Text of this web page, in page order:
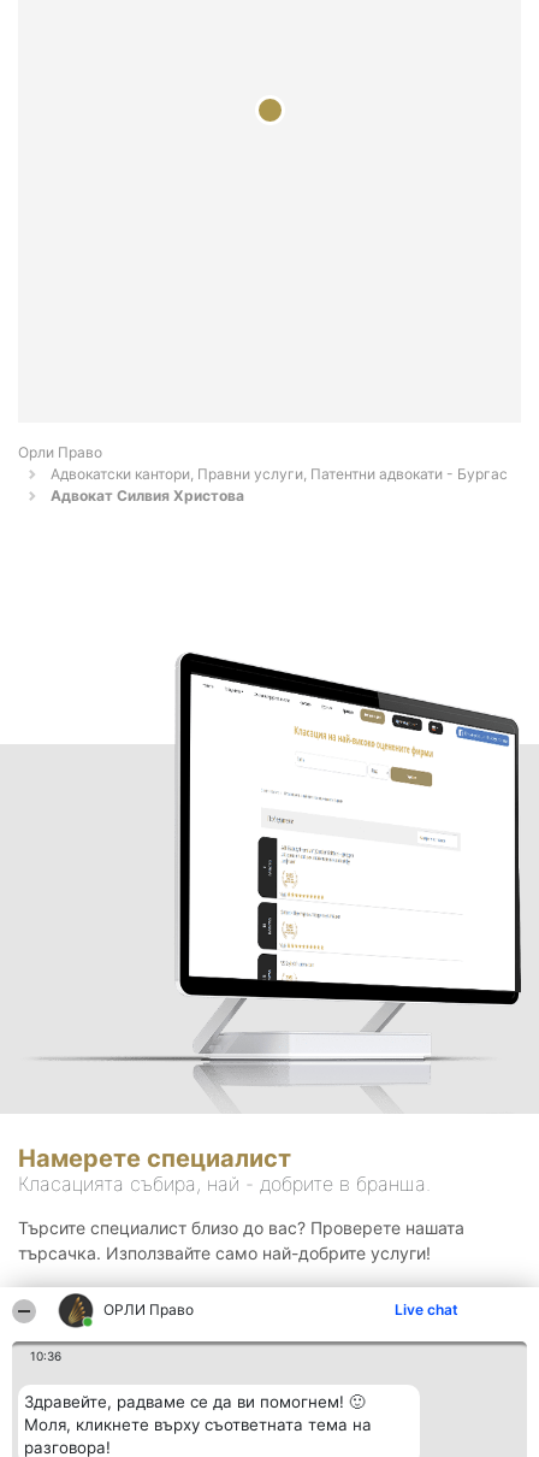
ОРЛИ Право Live chat
10:36
Здравейте, радваме се да ви помогнем! 🙂
Моля, кликнете върху съответната тема на
разговора!
Орли Право
Адвокатски кантори, Правни услуги, Патентни адвокати - Бургас
Адвокат Силвия Христова
Намерете специалист
Класацията събира, най - добрите в бранша.
Търсите специалист близо до вас? Проверете нашата
търсачка. Използвайте само най-добрите услуги!